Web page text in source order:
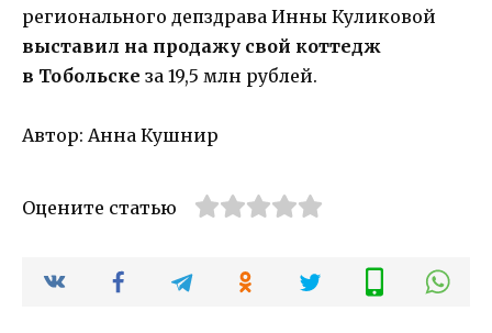
регионального депздрава Инны Куликовой
выставил на продажу свой коттедж
в Тобольске за 19,5 млн рублей.
Автор: Анна Кушнир
Оцените статью